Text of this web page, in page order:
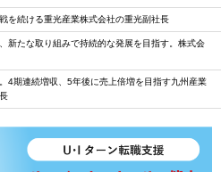
を続ける重光産業株式会社の重光副社長
新たな取り組みで持続的な発展を目指す。株式会
4期連続増収、5年後に売上倍増を目指す九州産業